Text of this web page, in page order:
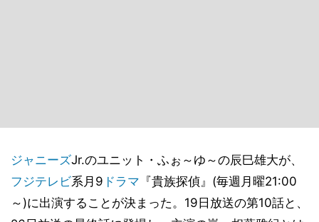
ジャニーズJr.のユニット・ふぉ～ゆ～の辰巳雄大が、
フジテレビ系月9 ドラマ 『貴族探偵』(毎週月曜21:00
～)に出演することが決まった。19日放送の第10話と、